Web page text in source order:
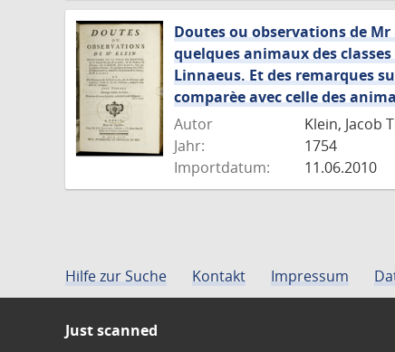
Doutes ou observations de
quelques animaux des
Linnaeus. Et des remarques
comparèe avec celle des
Autor
Klein, Jacob
Jahr:
1754
Importdatum:
11.06.2010
Hilfe zur Suche Kontakt Impressum
Just scanned